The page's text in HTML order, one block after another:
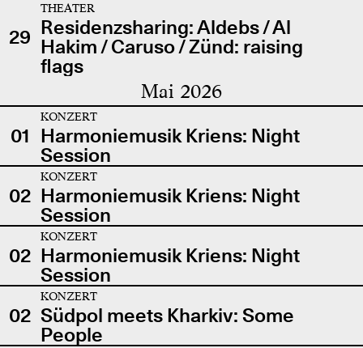
29
THEATER
Residenzsharing: Aldebs / Al
Hakim / Caruso / Zünd: raising
flags
Mai 2026
01
KONZERT
Harmoniemusik Kriens: Night
Session
02
KONZERT
Harmoniemusik Kriens: Night
Session
02
KONZERT
Harmoniemusik Kriens: Night
Session
02
KONZERT
Südpol meets Kharkiv: Some
People